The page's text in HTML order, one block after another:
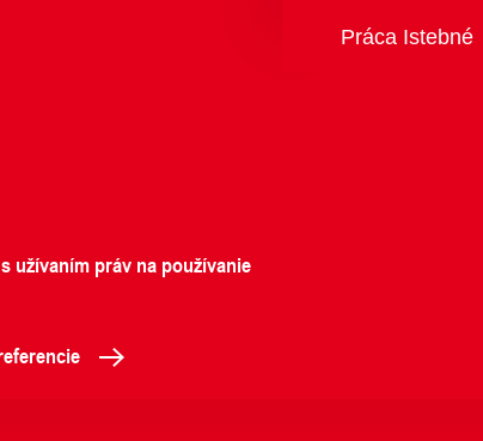
Práca Istebné
užívaním práv na používanie